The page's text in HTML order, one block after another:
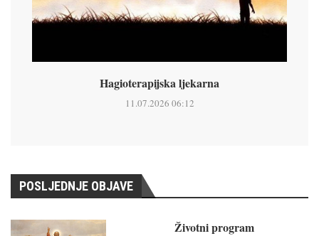
Hagioterapijska ljekarna
11.07.2026 06:12
POSLJEDNJE OBJAVE
Životni program